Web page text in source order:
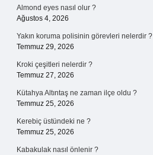
Almond eyes nasıl olur ?
Ağustos 4, 2026
Yakın koruma polisinin görevleri nelerdir ?
Temmuz 29, 2026
Kroki çeşitleri nelerdir ?
Temmuz 27, 2026
Kütahya Altıntaş ne zaman ilçe oldu ?
Temmuz 25, 2026
Kerebiç üstündeki ne ?
Temmuz 25, 2026
Kabakulak nasıl önlenir ?